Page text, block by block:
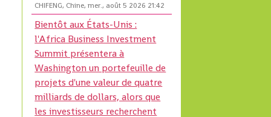
CHIFENG, Chine, mer., août 5 2026 21:42
Bientôt aux États-Unis :
l'Africa Business Investment
Summit présentera à
Washington un portefeuille de
projets d'une valeur de quatre
milliards de dollars, alors que
les investisseurs recherchent